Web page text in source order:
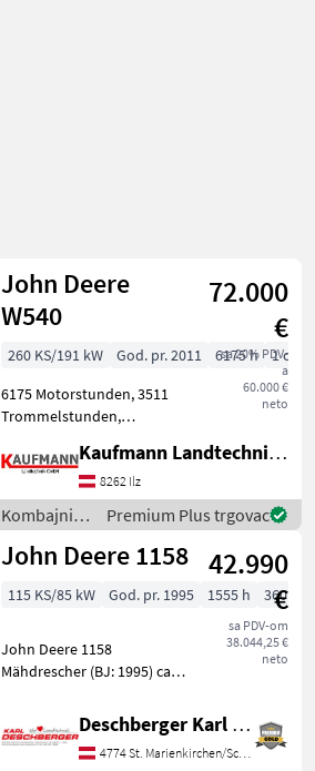
John Deere
W540
72.000
€
sa 20% PDV-
a
60.000 €
neto
260 KS/191 kW God. pr. 2011 6175 h
1 cm
6175 Motorstunden, 3511
Trommelstunden,
Fahrwerkshangausgleich,
Maschine ohne
Schneidwerk Broj
slamotresa: 5 slamotresa,
Hidrostatič
Kaufmann Landtechnik GmbH
8262 Ilz
Kombajni /
John Deere
Premium Plus trgovac
John Deere 1158 42.990
€
sa PDV-om
38.044,25 €
neto
115 KS/85 kW God. pr. 1995 1555 h 360 cm
John Deere 1158
Mähdrescher (BJ: 1995) ca.
Betriebsstundenzähler) mit
115 PS 6-Zylinder
Dieselmotor, Korntank ca.
Deschberger Karl Landtechnik GesmbH & Co KG
4774 St. Marienkirchen/Schärding